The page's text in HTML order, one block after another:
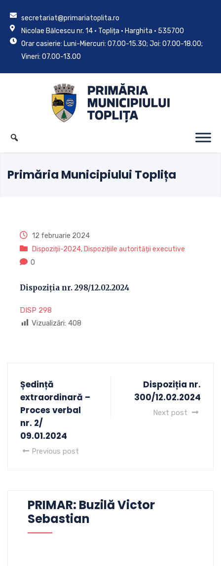
secretariat@primariatoplita.ro
Nicolae Bălcescu nr. 14 • Toplița • Harghita • 535700
Orar casierie: Luni-Miercuri: 07.00-15.30; Joi: 07.00-18.00;
Vineri: 07.00-13.00
Primăria Municipiului Toplița
12 februarie 2024
Dispoziții-2024, Dispozițiile autorității executive
0
Dispoziția nr. 298/12.02.2024
DISP 298
Vizualizări: 408
Ședință
extraordinară –
Proces verbal
nr. 2/
09.01.2024
Previous post
Dispoziția nr.
300/12.02.2024
Next post
PRIMAR: Buzilă Victor
Sebastian